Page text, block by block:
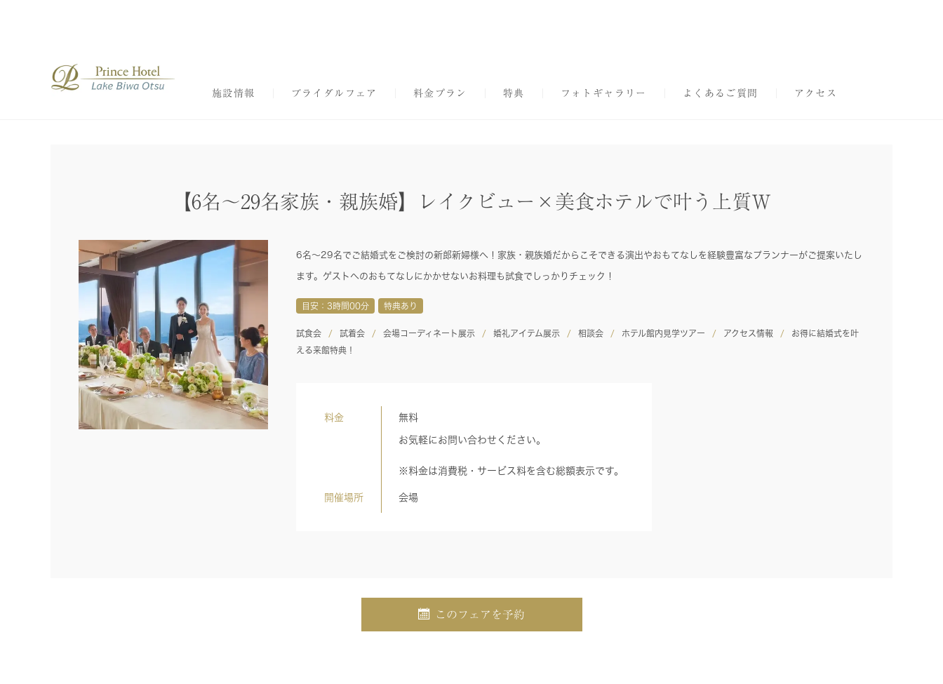
施設情報 ブライダルフェア 料金プラン 特典 フォトギャラリー よくあるご質問 アクセス
【6名～29名家族・親族婚】レイクビュー×美食ホテルで叶う上質W
6名～29名でご結婚式をご検討の新郎新婦様へ！家族・親族婚だからこそできる演出やおもてなしを経験豊富なプランナーがご提案いたし
ます。ゲストへのおもてなしにかかせないお料理も試食でしっかりチェック！
目安：3時間00分 特典あり
試食会 試着会 会場コーディネート展示 婚礼アイテム展示 相談会 ホテル館内見学ツアー アクセス情報
お得に結婚式を叶
える来館特典！
料金 無料
お気軽にお問い合わせください。
※料金は消費税・サービス料を含む総額表示です。
開催場所 会場
このフェアを予約